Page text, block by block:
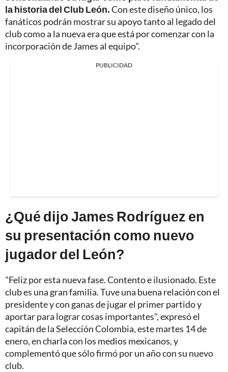
la historia del Club León.Con este diseño único, los
fanáticos podrán mostrar su apoyo tanto al legado del
club como a la nueva era que está por comenzar con la
incorporación de James al equipo".
PUBLICIDAD
¿Qué dijo James Rodríguez en
su presentación como nuevo
jugador del León?
"Feliz por esta nueva fase. Contento e ilusionado. Este
club es una gran familia. Tuve una buena relación con el
presidente y con ganas de jugar el primer partido y
aportar para lograr cosas importantes", expresó el
capitán de la Selección Colombia, este martes 14 de
enero, en charla con los medios mexicanos, y
complementó que sólo firmó por un año con su nuevo
club.